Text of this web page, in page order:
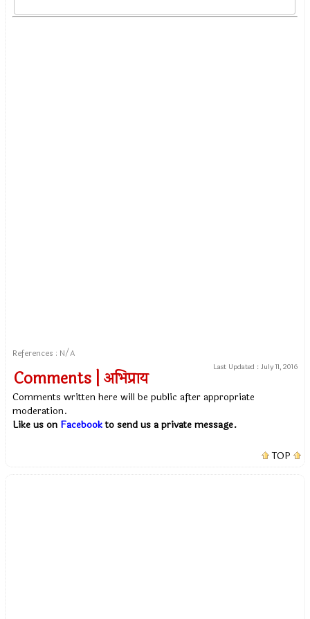
References : N/A
Last Updated : July 11, 2016
Comments | अभिप्राय
Comments written here will be public after appropriate
moderation.
Like us on Facebookto send us a private message.
TOP